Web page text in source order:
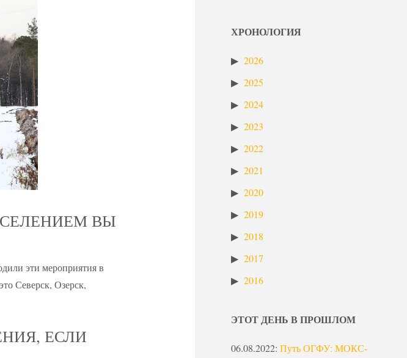
ВЫ
эти мероприятия в
Северск, Озерск,
ЕСЛИ
ХРОНОЛОГИЯ
2026
2025
2024
2023
2022
2021
2020
2019
2018
2017
2016
ЭТОТ ДЕНЬ В ПРОШЛОМ
06.08.2022: Путь ОГФУ: МОКС-